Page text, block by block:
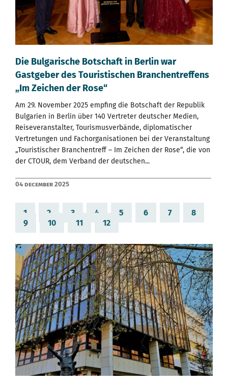
Die Bulgarische Botschaft in Berlin war
Gastgeber des Touristischen Branchentreffens
„Im Zeichen der Rose“
Am 29. November 2025 empfing die Botschaft der Republik
Bulgarien in Berlin über 140 Vertreter deutscher Medien,
Reiseveranstalter, Tourismusverbände, diplomatischer
Vertretungen und Fachorganisationen bei der Veranstaltung
„Touristischer Branchentreff – Im Zeichen der Rose“, die von
der CTOUR, dem Verband der deutschen...
04 December 2025
1 2 3 4 5 6 7
8
9
10 11 12